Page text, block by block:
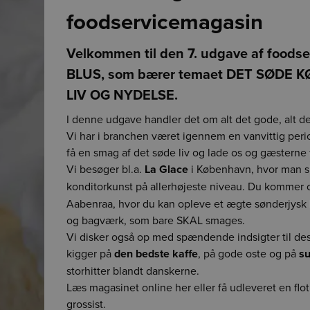
foodservicemagasin
Velkommen til den 7. udgave af
BLUS, som bærer temaet DET SØDE
LIV OG NYDELSE.
I denne udgave handler det om alt det gode, alt
Vi har i branchen været igennem en vanvittig
få en smag af det søde liv og lade os og
Vi besøger bl.a. La Glace i København, hvor man
konditorkunst på allerhøjeste niveau. Du kommer
Aabenraa, hvor du kan opleve et ægte sønderjysk
og bagværk, som bare SKAL smages.
Vi disker også op med spændende indsigter til
kigger påden bedste kaffe, på gode oste og på
storhitter blandt danskerne.
Læs magasinet online her eller få udleveret en
grossist.
Video med
Video med
Video med
Video med
Detaljevisning
Forrige